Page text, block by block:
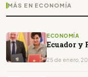
MÁS EN ECONOMÍA
ECONOMÍA
Ecuador y
25 de enero,